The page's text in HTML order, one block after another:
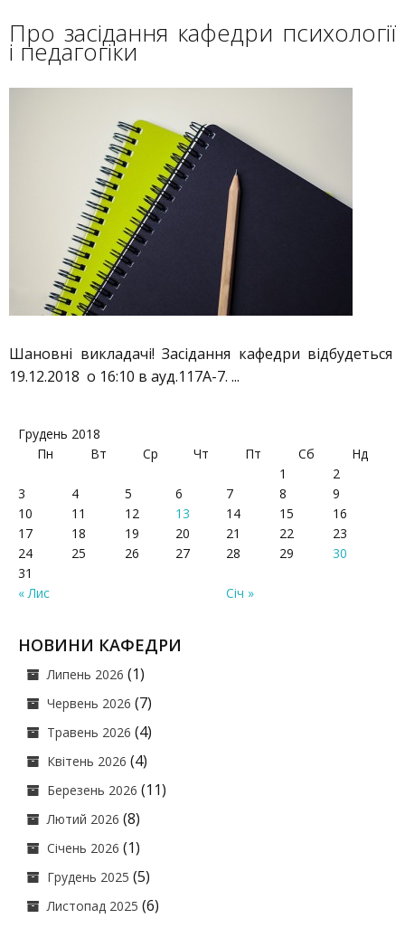
Про засідання кафедри психології
і педагогіки
Шановні викладачі! Засідання кафедри відбудеться
19.12.2018 о 16:10 в ауд.117А-7. ...
Грудень 2018
Пн
Вт Ср Чт Пт Сб Нд
« Лис Січ »
1
2
3
4 5 6 7 8
9
10
11 12 13 14 15
16
17
18 19 20 21 22
23
24
25 26 27 28 29
30
31
НОВИНИ КАФЕДРИ
Липень 2026 (1)
Червень 2026 (7)
Травень 2026 (4)
Квітень 2026 (4)
Березень 2026 (11)
Лютий 2026 (8)
Січень 2026 (1)
Грудень 2025 (5)
Листопад 2025 (6)